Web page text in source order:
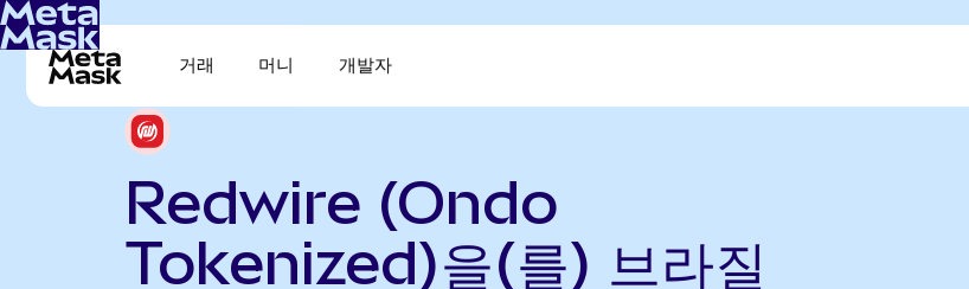
거래 머니 개발자
Redwire (Ondo
Tokenized)을(를) 브라질